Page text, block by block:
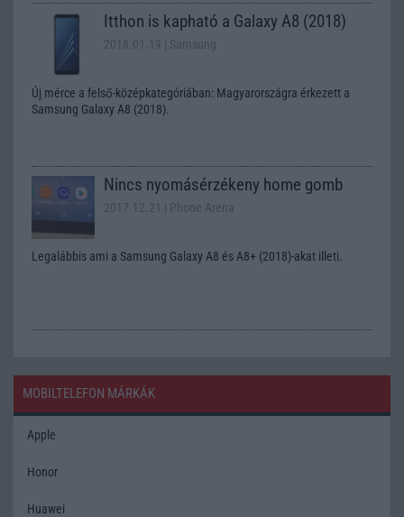
Itthon is kapható a Galaxy A8 (2018)
2018.01.19 | Samsung
Új mérce a felső-középkategóriában: Magyarországra érkezett a
Samsung Galaxy A8 (2018).
Nincs nyomásérzékeny home gomb
2017.12.21 | Phone Arena
Legalábbis ami a Samsung Galaxy A8 és A8+ (2018)-akat illeti.
MOBILTELEFON MÁRKÁK
Apple
Honor
Huawei